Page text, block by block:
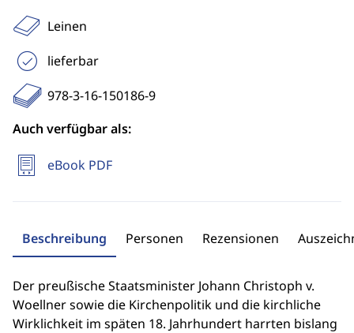
Leinen
lieferbar
978-3-16-150186-9
Auch verfügbar als:
eBook PDF
Beschreibung Personen Rezensionen
Der preußische Staatsminister Johann Christoph v.
Woellner sowie die Kirchenpolitik und die kirchliche
Wirklichkeit im späten 18. Jahrhundert harrten bislang